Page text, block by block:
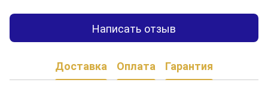
Написать отзыв
Доставка Оплата Гарантия